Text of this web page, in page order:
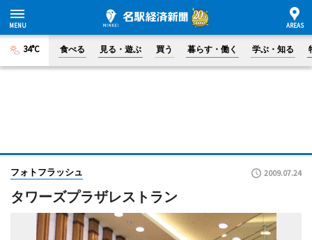
34°C 食べる 見る・遊ぶ 買う 暮らす・働く 学ぶ・知る
フォトフラッシュ 2009.07.24
タワーズプラザレストラン